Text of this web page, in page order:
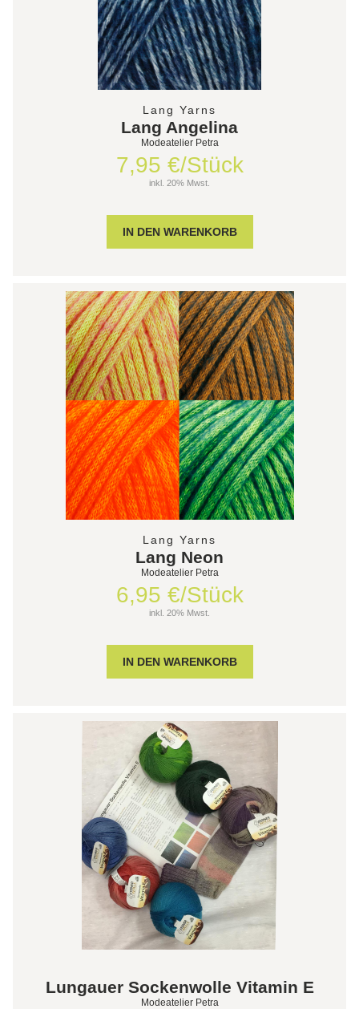
Lang Yarns
Lang Angelina
Modeatelier Petra
7,95 €/Stück
inkl. 20% Mwst.
Lang Yarns
Lang Neon
Modeatelier Petra
6,95 €/Stück
inkl. 20% Mwst.
Lungauer Sockenwolle Vitamin E
Modeatelier Petra